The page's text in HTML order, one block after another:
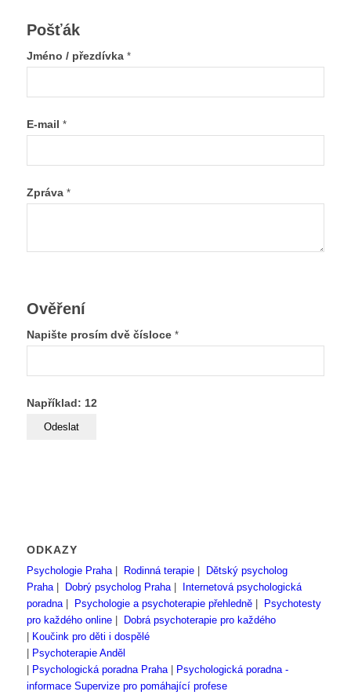
Pošťák
Jméno / přezdívka *
E-mail *
Zpráva *
Ověření
Napište prosím dvě čísloce *
Například: 12
ODKAZY
Psychologie Praha| Rodinná terapie|
Dětský psycholog
Praha| Dobrý psycholog Praha|
Internetová psychologická
poradna| Psychologie a psychoterapie přehledně|
Psychotesty
pro každého online|
Dobrá psychoterapie pro každého
Koučink pro děti i dospělé
Psychoterapie Anděl
Psychologická poradna Praha|
Psychologická poradna -
informace Supervize pro pomáhající profese